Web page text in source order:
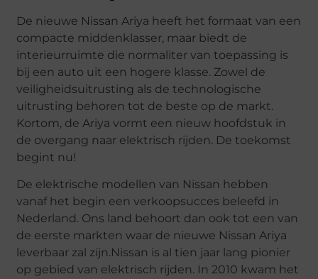
De nieuwe Nissan Ariya heeft het formaat van een
compacte middenklasser, maar biedt de
interieurruimte die normaliter van toepassing is
bij een auto uit een hogere klasse. Zowel de
veiligheidsuitrusting als de technologische
uitrusting behoren tot de beste op de markt.
Kortom, de Ariya vormt een nieuw hoofdstuk in
de overgang naar elektrisch rijden. De toekomst
begint nu!
De elektrische modellen van Nissan hebben
vanaf het begin een verkoopsucces beleefd in
Nederland. Ons land behoort dan ook tot een van
de eerste markten waar de nieuwe Nissan Ariya
leverbaar zal zijn.Nissan is al tien jaar lang pionier
op gebied van elektrisch rijden. In 2010 kwam het